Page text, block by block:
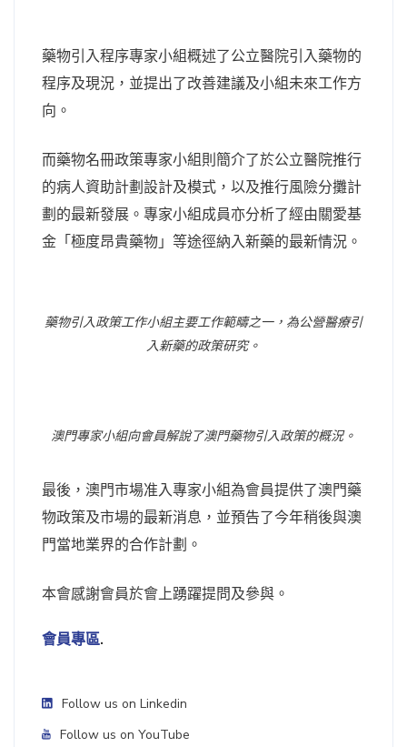
藥物引入程序專家小組概述了公立醫院引入藥物的
程序及現況，並提出了改善建議及小組未來工作方
向。
而藥物名冊政策專家小組則簡介了於公立醫院推行
的病人資助計劃設計及模式，以及推行風險分攤計
劃的最新發展。專家小組成員亦分析了經由關愛基
金「極度昂貴藥物」等途徑納入新藥的最新情況。
藥物引入政策工作小組主要工作範疇之一，為公營醫療引
入新藥的政策研究。
澳門專家小組向會員解說了澳門藥物引入政策的概況。
最後，澳門市場准入專家小組為會員提供了澳門藥
物政策及市場的最新消息，並預告了今年稍後與澳
門當地業界的合作計劃。
本會感謝會員於會上踴躍提問及參與。
會員專區.
Follow us on Linkedin
Follow us on YouTube